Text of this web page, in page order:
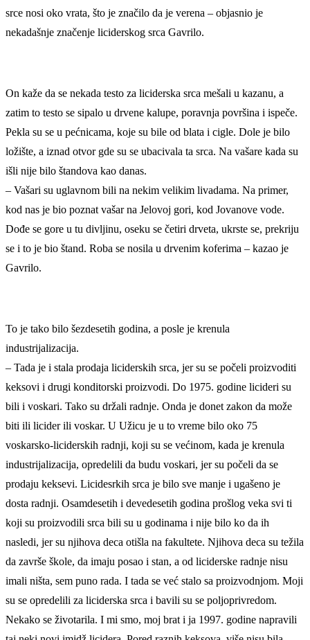
srce nosi oko vrata, što je značilo da je verena – objasnio je
nekadašnje značenje liciderskog srca Gavrilo.
On kaže da se nekada testo za liciderska srca mešali u kazanu, a
zatim to testo se sipalo u drvene kalupe, poravnja površina i ispeče.
Pekla su se u pećnicama, koje su bile od blata i cigle. Dole je bilo
ložište, a iznad otvor gde su se ubacivala ta srca. Na vašare kada su
išli nije bilo štandova kao danas.
– Vašari su uglavnom bili na nekim velikim livadama. Na primer,
kod nas je bio poznat vašar na Jelovoj gori, kod Jovanove vode.
Dođe se gore u tu divljinu, oseku se četiri drveta, ukrste se, prekriju
se i to je bio štand. Roba se nosila u drvenim koferima – kazao je
Gavrilo.
To je tako bilo šezdesetih godina, a posle je krenula
industrijalizacija.
– Tada je i stala prodaja liciderskih srca, jer su se počeli proizvoditi
keksovi i drugi konditorski proizvodi. Do 1975. godine licideri su
bili i voskari. Tako su držali radnje. Onda je donet zakon da može
biti ili licider ili voskar. U Užicu je u to vreme bilo oko 75
voskarsko-liciderskih radnji, koji su se većinom, kada je krenula
industrijalizacija, opredelili da budu voskari, jer su počeli da se
prodaju keksevi. Licidesrkih srca je bilo sve manje i ugašeno je
dosta radnji. Osamdesetih i devedesetih godina prošlog veka svi ti
koji su proizvodili srca bili su u godinama i nije bilo ko da ih
nasledi, jer su njihova deca otišla na fakultete. Njihova deca su težila
da završe škole, da imaju posao i stan, a od liciderske radnje nisu
imali ništa, sem puno rada. I tada se već stalo sa proizvodnjom. Moji
su se opredelili za liciderska srca i bavili su se poljoprivredom.
Nekako se životarila. I mi smo, moj brat i ja 1997. godine napravili